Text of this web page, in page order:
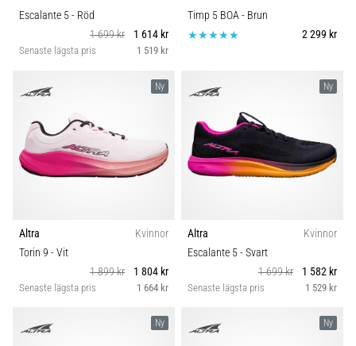
Escalante 5- Röd
1 699 kr
1 614 kr
Senaste lägsta pris 1 519 kr
Timp 5 BOA- Brun
2 299 kr
Ny
Altra
Kvinnor
Torin 9 - Vit
1 899 kr
1 804 kr
Senaste lägsta pris 1 664 kr
Ny
Altra
Kvinnor
Escalante 5- Svart
1 699 kr
1 582 kr
Senaste lägsta pris 1 529 kr
Ny Ny